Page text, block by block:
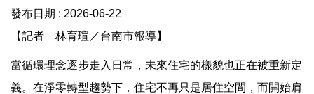
發布日期 : 2026-06-22
【記者 林育瑄／台南市報導】
當循環理念逐步走入日常，未來住宅的樣貌也正在被重新定
義。在淨零轉型趨勢下，住宅不再只是居住空間，而開始肩